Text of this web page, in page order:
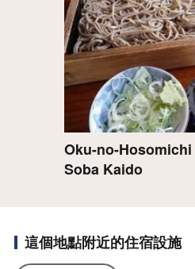
Oku-no-Hosomichi
Soba Kaido
這個地點附近的住宿設施